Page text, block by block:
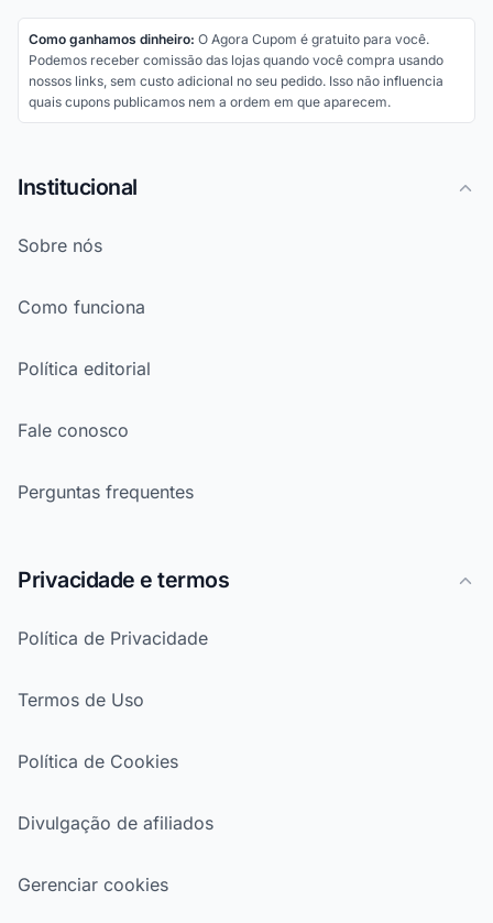
Como ganhamos dinheiro: O Agora Cupom é gratuito para você.
Podemos receber comissão das lojas quando você compra usando
nossos links, sem custo adicional no seu pedido. Isso não influencia
quais cupons publicamos nem a ordem em que aparecem.
Institucional
Sobre nós
Como funciona
Política editorial
Fale conosco
Perguntas frequentes
Privacidade e termos
Política de Privacidade
Termos de Uso
Política de Cookies
Divulgação de afiliados
Gerenciar cookies